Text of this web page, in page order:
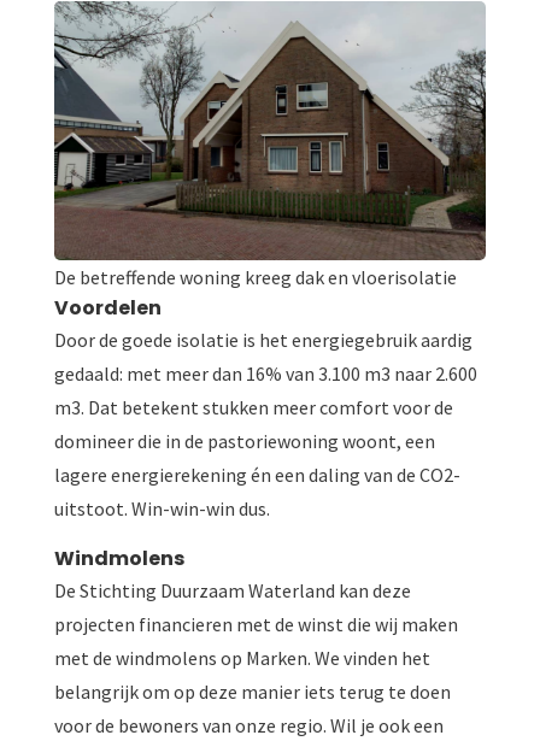
De betreffende woning kreeg dak en vloerisolatie
Voordelen
Door de goede isolatie is het energiegebruik aardig
gedaald: met meer dan 16% van 3.100 m3 naar 2.600
m3. Dat betekent stukken meer comfort voor de
domineer die in de pastoriewoning woont, een
lagere energierekening én een daling van de CO2-
uitstoot. Win-win-win dus.
Windmolens
De Stichting Duurzaam Waterland kan deze
projecten financieren met de winst die wij maken
met de windmolens op Marken. We vinden het
belangrijk om op deze manier iets terug te doen
voor de bewoners van onze regio. Wil je ook een